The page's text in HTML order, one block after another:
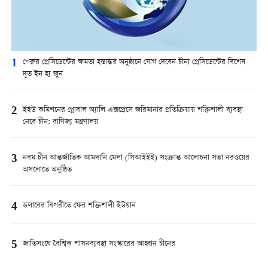
1 পেরুর প্রেসিডেন্টের ক্ষমতা হস্তান্তর অনুষ্ঠানে যোগ দেবেন চীনা প্রেসিডেন্টের বিশেষ
দূত ইন হ্য জুন
2 ইইউ কমিশনের গ্লোবাল অ্যালি এক্সপ্রেসে জরিমানার প্রতিক্রিয়ায় শক্তিশালী ব্যবস্থা
নেবে চীন: বাণিজ্য মন্ত্রণালয়
3 নবম চীন আন্তর্জাতিক আমদানি মেলা (সিআইইই) সংক্রান্ত আলোচনা সভা নরওয়ের
অসলোতে অনুষ্ঠিত
4 ডলারের বিপরীতে ফের শক্তিশালী ইউয়ান
5 জাতিসংঘে বৈশ্বিক শাসনব্যবস্থা সংস্কারের আহ্বান চীনের